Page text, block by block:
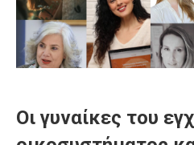
Οι γυναίκες του